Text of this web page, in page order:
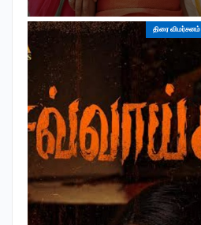
திரை விமர்சனம்